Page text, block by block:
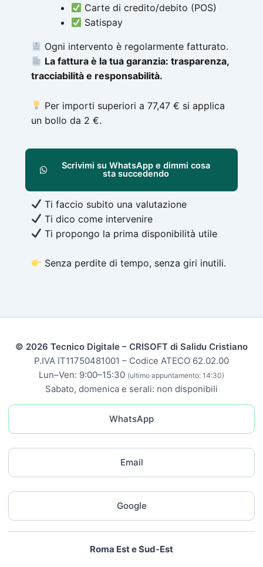
Carte di credito/debito (POS)
Satispay
Ogni intervento è regolarmente fatturato.
La fattura è la tua garanzia: trasparenza,
tracciabilità e responsabilità.
Per importi superiori a 77,47 € si applica
un bollo da 2 €.
Scrivimi su WhatsApp e dimmi cosa
sta succedendo
Ti faccio subito una valutazione
Ti dico come intervenire
Ti propongo la prima disponibilità utile
Senza perdite di tempo, senza giri inutili.
© 2026 Tecnico Digitale – CRISOFT di Salidu Cristiano
P.IVA IT11750481001 – Codice ATECO 62.02.00
Lun–Ven: 9:00–15:30 (ultimo appuntamento: 14:30)
Sabato, domenica e serali: non disponibili
WhatsApp
Email
Google
Roma Est e Sud-Est